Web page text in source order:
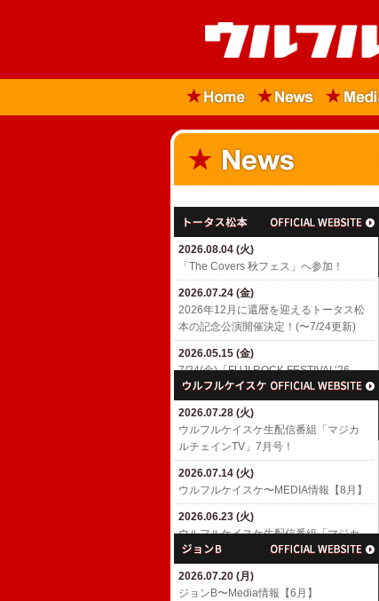
2026.08.04 (火)
「The Covers 秋フェス」へ参加！
2026.07.24 (金)
2026年12月に還暦を迎えるトータス松
本の記念公演開催決定！(〜7/24更新)
2026.05.15 (金)
7/24(金)「FUJI ROCK FESTIVAL’26」
出演決定！
2026.04.18 (土)
6/10(水)「MUSIC AWARDS JAPAN
WEEK SPECIAL LIVE A Tribute to
EIICHI OHTAKI」出演決定！
2026.04.01 (水)
7/4(土)「浜崎貴司 GACHIスペシャル」
2026.03.06 (金)
渡辺満里奈アルバム「Ring-a-Bell 30th
Anniversary Deluxe Edition」
2026.07.28 (火)
ウルフルケイスケ生配信番組「マジカ
ルチェインTV」7月号！
2026.07.14 (火)
​ウルフルケイスケ〜MEDIA情報【8月】
2026.06.23 (火)
ウルフルケイスケ生配信番組「マジカ
ルチェインTV」6月号！
2026.06.17 (水)
​ウルフルケイスケ〜MEDIA情報【6月】
2026.07.20 (月)
ジョンB〜Media情報【6月】